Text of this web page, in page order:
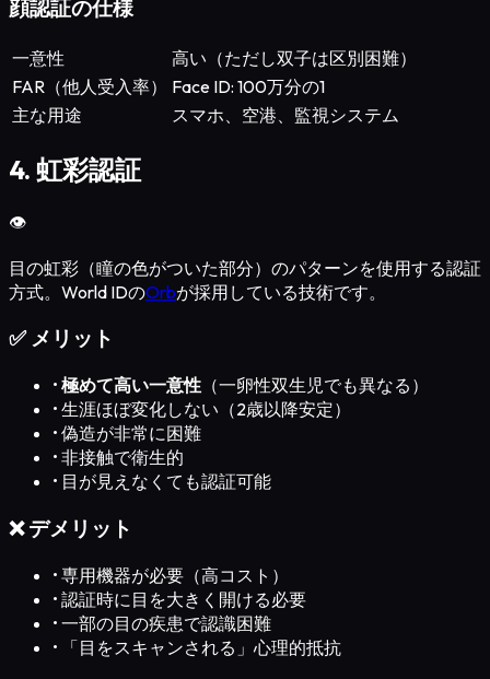
顔認証の仕様
一意性
高い（ただし双子は区別困難）
FAR（他人受入率）
Face ID: 100万分の1
主な用途
スマホ、空港、監視システム
4. 虹彩認証
👁️
目の虹彩（瞳の色がついた部分）のパターンを使用する認証
方式。World IDのOrbが採用している技術です。
✅ メリット
• 極めて高い一意性 （一卵性双生児でも異なる）
• 生涯ほぼ変化しない（2歳以降安定）
• 偽造が非常に困難
• 非接触で衛生的
• 目が見えなくても認証可能
❌ デメリット
• 専用機器が必要（高コスト）
• 認証時に目を大きく開ける必要
• 一部の目の疾患で認識困難
•
「目をスキャンされる」心理的抵抗